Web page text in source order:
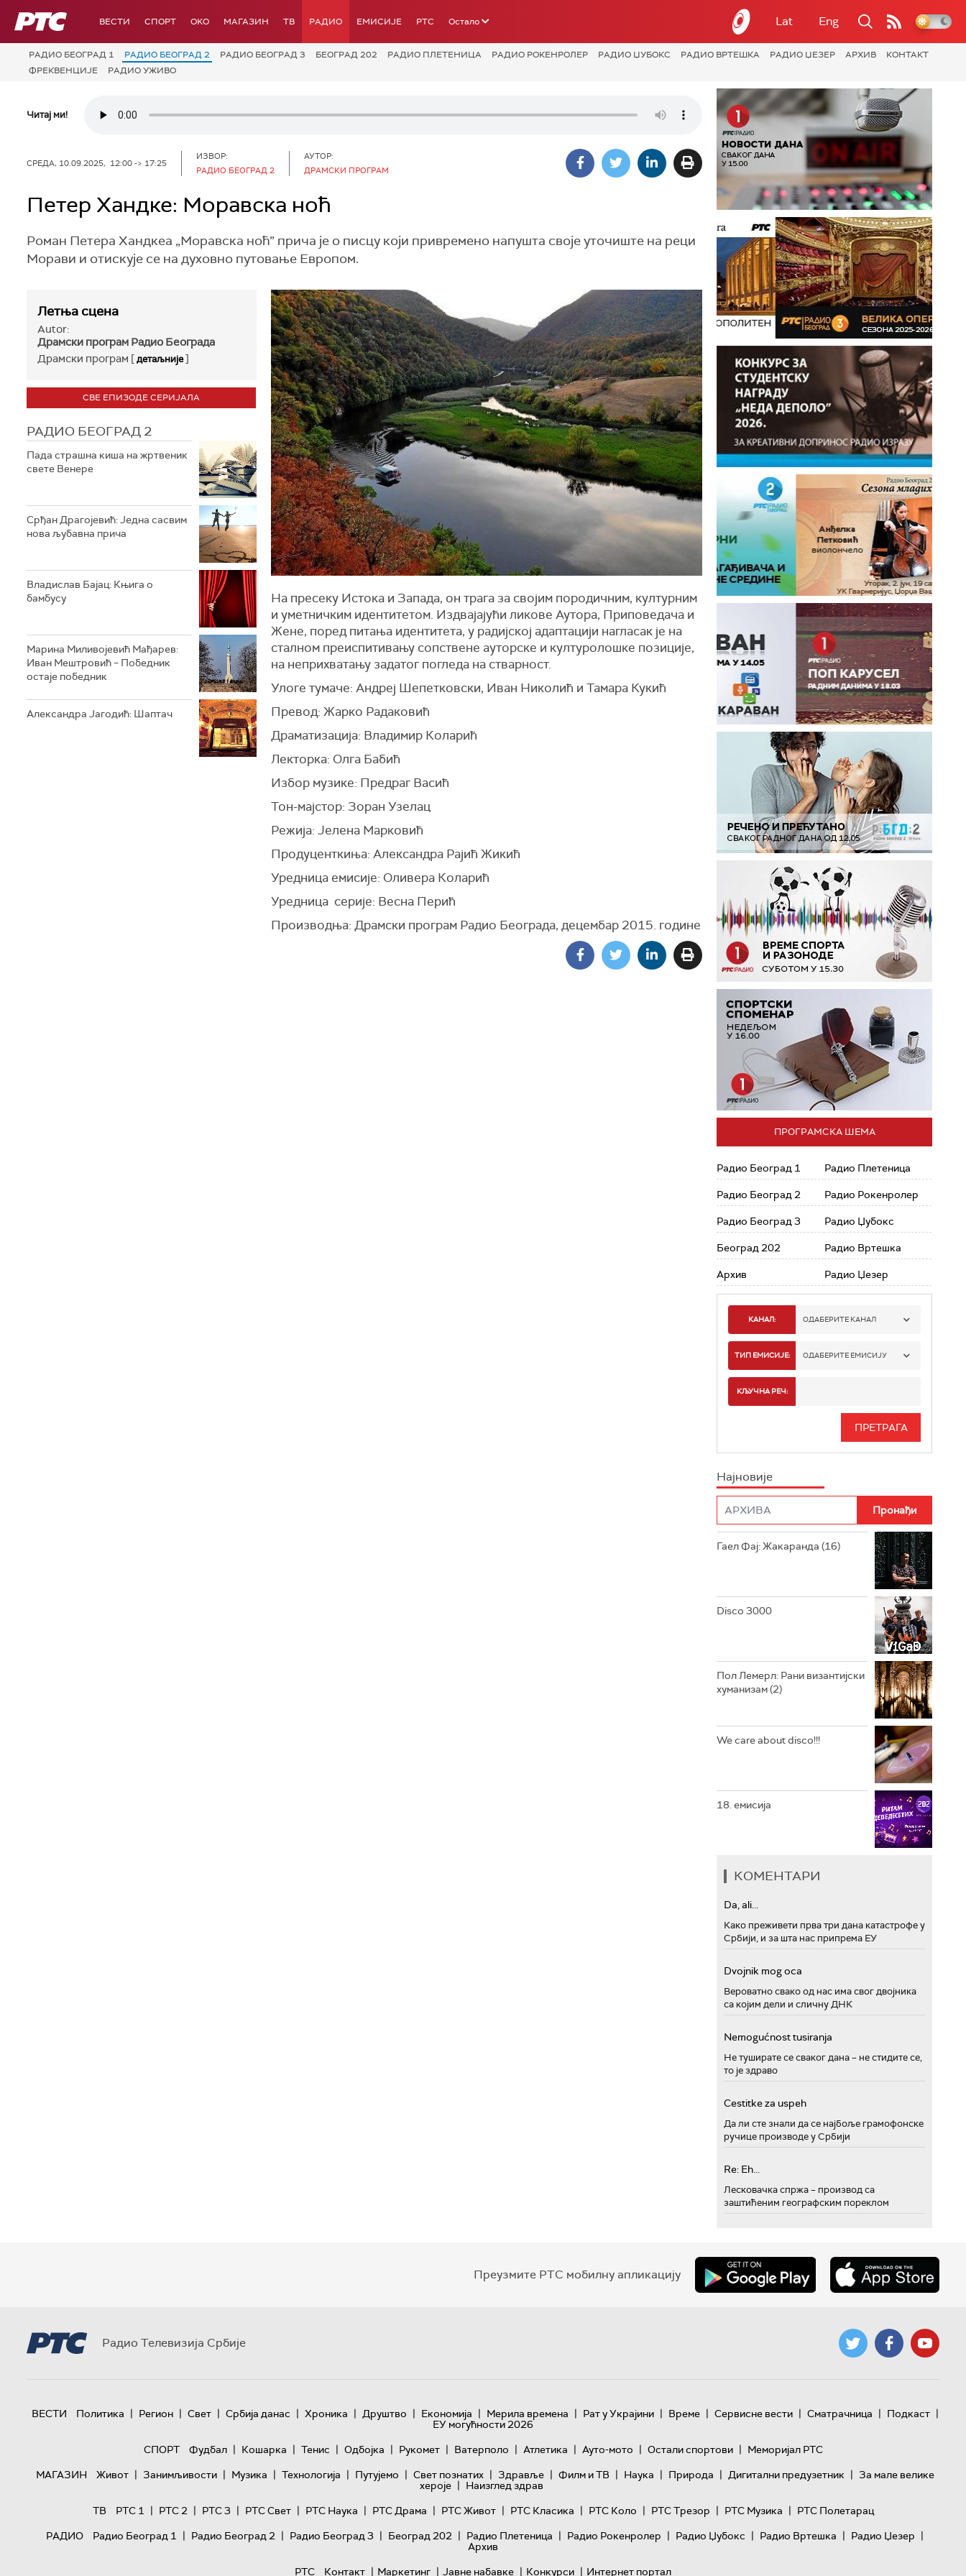
РТС ВЕСТИ СПОРТ OKO МАГАЗИН ТВ РАДИО ЕМИСИЈЕ РТС Остало Lat Eng
РАДИО БЕОГРАД 1 РАДИО БЕОГРАД 2 РАДИО БЕОГРАД 3 БЕОГРАД 202 РАДИО ПЛЕТЕНИЦА РАДИО РОКЕНРОЛЕР РАДИО ЏУБОКС РАДИО ВРТЕШКА РАДИО ЏЕЗЕР АРХИВ
КОНТАКТ
ФРЕКВЕНЦИЈЕ
РАДИО УЖИВО
Читај ми!
СРЕДА, 10.09.2025, 12:00 -> 17:25
ИЗВОР:
РАДИО БЕОГРАД 2
АУТОР:
ДРАМСКИ ПРОГРАМ
Петер Хандке: Моравска ноћ
Роман Петера Хандкеа „Моравска ноћ” прича је о писцу који привремено напушта своје уточиште на реци
Морави и отискује се на духовно путовање Европом.
Летња сцена
Autor:
Драмски програм Радио Београда
Драмски програм [детаљније]
СВЕ ЕПИЗОДЕ СЕРИЈАЛА
РАДИО БЕОГРАД 2
Пада страшна киша на жртвеник
свете Венере
Срђан Драгојевић: Једна сасвим
нова љубавна прича
Владислав Бајац: Књига о
бамбусу
Марина Миливојевић Мађарев:
Иван Мештровић – Победник
остаје победник
Александра Јагодић: Шаптач
На пресеку Истока и Запада, он трага за својим породичним, културним
и уметничким идентитетом. Издвајајући ликове Аутора, Приповедача и
Жене, поред питања идентитета, у радијској адаптацији нагласак је на
сталном преиспитивању сопствене ауторске и културолошке позиције,
на неприхватању задатог погледа на стварност.
Улоге тумаче: Андреј Шепетковски, Иван Николић и Тамара Кукић
Превод: Жарко Радаковић
Драматизација: Владимир Коларић
Лекторка: Олга Бабић
Избор музике: Предраг Васић
Тон-мајстор: Зоран Узелац
Режија: Јелена Марковић
Продуценткиња: Александра Рајић Жикић
Уредница емисије: Оливера Коларић
Уредница серије: Весна Перић
Производња: Драмски програм Радио Београда, децембар 2015. године
ПРОГРАМСКА ШЕМА
Радио Београд 1
Радио Београд 2
Радио Београд 3
Београд 202
Архив
Радио Плетеница
Радио Рокенролер
Радио Џубокс
Радио Вртешка
Радио Џезер
КАНАЛ: ОДАБЕРИТЕ КАНАЛ
РАДИО БЕОГРАД 1
РАДИО БЕОГРАД 3
РАДИО РОКЕНРОЛЕР
РАДИО ЏУБОКС
РАДИО ВРТЕШКА
РАДИО ЏЕЗЕР
ТИП ЕМИСИЈЕ: ОДАБЕРИТЕ ЕМИСИЈУ
ИНФО
КЉУЧНА РЕЧ:
Најновије
Гаел Фај: Жакаранда (16)
Disco 3000
Пол Лемерл: Рани византијски
хуманизам (2)
We care about disco!!!
18. емисија
КОМЕНТАРИ
Da, ali...
Како преживети прва три дана катастрофе у
Србији, и за шта нас припрема ЕУ
Dvojnik mog oca
Вероватно свако од нас има свог двојника
са којим дели и сличну ДНК
Nemogućnost tusiranja
Не туширате се сваког дана – не стидите се,
то је здраво
Cestitke za uspeh
Да ли сте знали да се најбоље грамофонске
ручице производе у Србији
Re: Eh...
Лесковачка спржа – производ са
заштићеним географским пореклом
Преузмите РТС мобилну апликацију
Радио Телевизија Србије
ВЕСТИ Политика | Регион | Свет | Србија данас | Хроника | Друштво | Економија | Мерила времена | Рат у Украјини | Време | Сервисне вести | Сматрачница | Подкаст |
ЕУ могућности 2026
СПОРТ
Фудбал | Кошарка | Тенис | Одбојка | Рукомет | Ватерполо | Атлетика | Ауто-мото | Остали спортови | Меморијал РТС
МАГАЗИН
Живот | Занимљивости | Музика | Технологијa | Путујемо | Свет познатих | Здравље | Филм и ТВ | Наука | Природа | Дигитални предузетник | За мале велике
хероје | Наизглед здрав
ТВ
РТС 1 | РТС 2 | РТС 3 | РТС Свет | РТС Наука | РТС Драма | РТС Живот | РТС Класика | РТС Коло | РТС Трезор | РТС Музика | РТС Полетарац
РАДИО
Радио Београд 1 | Радио Београд 2 | Радио Београд 3 | Београд 202 | Радио Плетеница | Радио Рокенролер | Радио Џубокс | Радио Вртешка | Радио Џезер |
Архив
РТС
Контакт | Маркетинг | Јавне набавке | Конкурси | Интернет портал